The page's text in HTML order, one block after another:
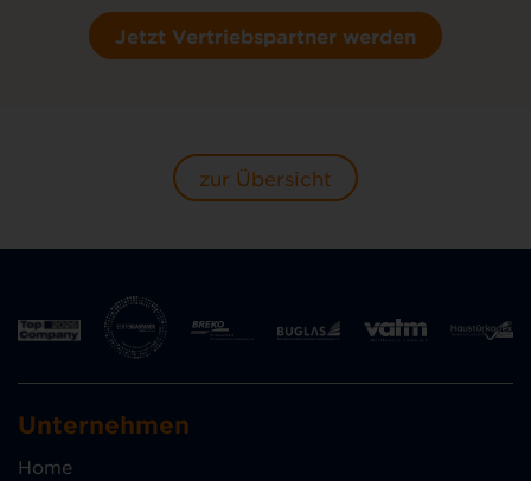
Jetzt Vertriebspartner werden
zur Übersicht
Unternehmen
Home